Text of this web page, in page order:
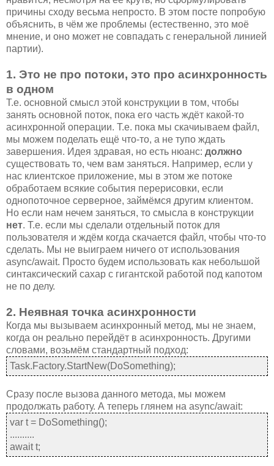
причины сходу весьма непросто. В этом посте попробую
объяснить, в чём же проблемы (естественно, это моё
мнение, и оно может не совпадать с генеральной линией
партии).
1. Это не про потоки, это про асинхронность
в одном
Т.е. основной смысл этой конструкции в том, чтобы
занять основной поток, пока его часть ждёт какой-то
асинхронной операции. Т.е. пока мы скачиываем файл,
мы можем поделать ещё что-то, а не тупо ждать
завершения. Идея здравая, но есть нюанс: должно
существовать то, чем вам заняться. Например, если у
нас клиентское приложение, мы в этом же потоке
обработаем всякие события перерисовки, если
однопоточное серверное, займёмся другим клиентом.
Но если нам нечем заняться, то смысла в конструкции
нет. Т.е. если мы сделали отдельный поток для
пользователя и ждём когда скачается файл, чтобы что-то
сделать. Мы не выиграем ничего от использования
async/await. Просто будем использовать как небольшой
синтаксический сахар с гигантcкой работой под капотом
не по делу.
2. Неявная точка асинхронности
Когда мы вызываем асинхронный метод, мы не знаем,
когда он реально перейдёт в асинхронность. Другими
словами, возьмём стандартный подход:
Task.Factory.StartNew(DoSomething);
Сразу после вызова данного метода, мы можем
продолжать работу. А теперь глянем на async/await:
var t = DoSomething();
..........
await t;